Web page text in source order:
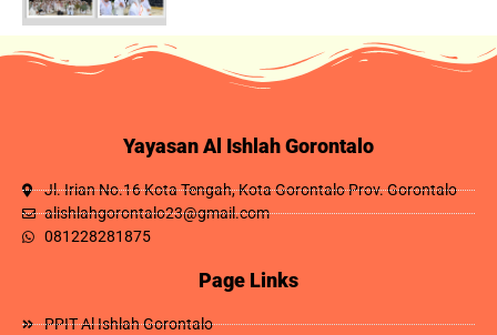
Yayasan Al Ishlah Gorontalo
Jl. Irian No.16 Kota Tengah, Kota Gorontalo Prov. Gorontalo
alishlahgorontalo23@gmail.com
081228281875
Page Links
PPIT Al Ishlah Gorontalo